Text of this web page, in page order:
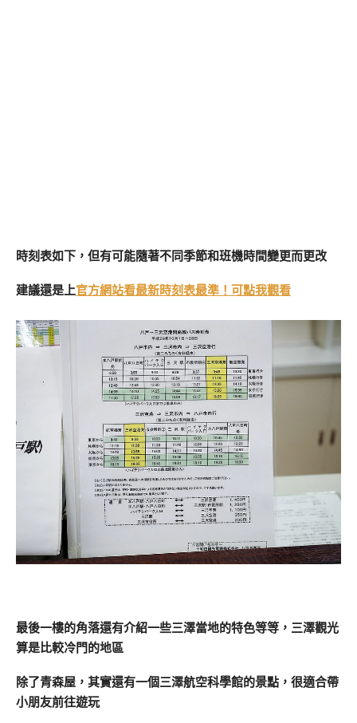
時刻表如下，但有可能隨著不同季節和班機時間變更而更改
建議還是上官方網站看最新時刻表最準！可點我觀看
最後一樓的角落還有介紹一些三澤當地的特色等等，三澤觀光
算是比較冷門的地區
除了青森屋，其實還有一個三澤航空科學館的景點，很適合帶
小朋友前往遊玩